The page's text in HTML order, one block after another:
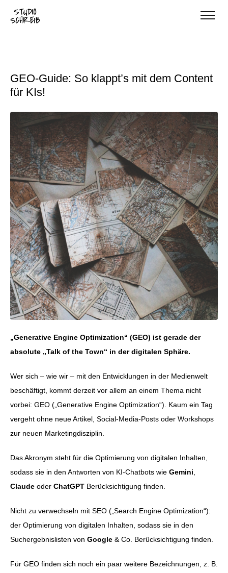
GEO-Guide: So klappt’s mit dem Content
für KIs!
„Generative Engine Optimization“ (GEO) ist gerade der
absolute „Talk of the Town“ in der digitalen Sphäre.
Wer sich – wie wir – mit den Entwicklungen in der Medienwelt
beschäftigt, kommt derzeit vor allem an einem Thema nicht
vorbei: GEO („Generative Engine Optimization“). Kaum ein Tag
vergeht ohne neue Artikel, Social-Media-Posts oder Workshops
zur neuen Marketingdisziplin.
Das Akronym steht für die Optimierung von digitalen Inhalten,
sodass sie in den Antworten von KI-Chatbots wie Gemini
Claude oder ChatGPT Berücksichtigung finden.
Nicht zu verwechseln mit SEO („Search Engine Optimization“):
der Optimierung von digitalen Inhalten, sodass sie in den
Suchergebnislisten von Google & Co. Berücksichtigung finden.
Für GEO finden sich noch ein paar weitere Bezeichnungen, z. B.